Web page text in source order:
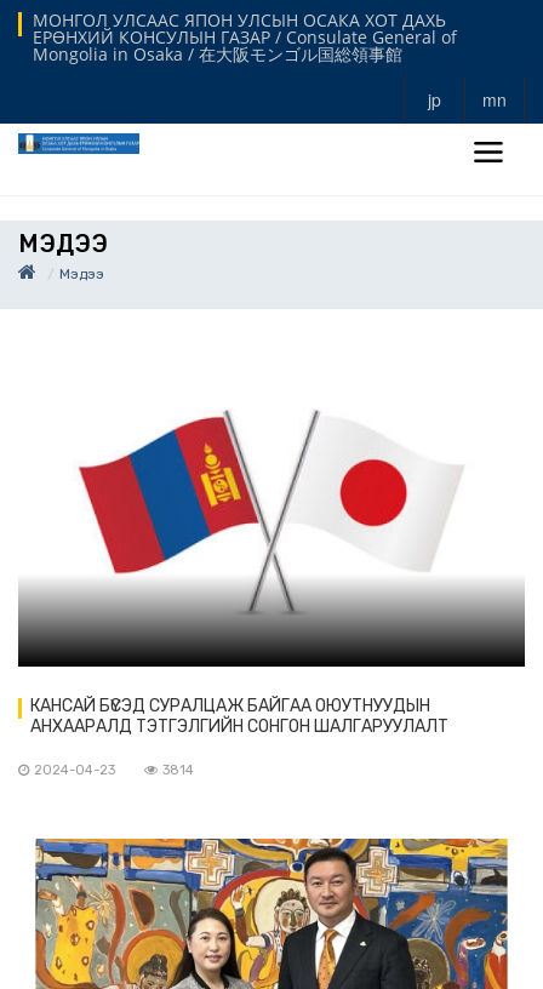
МОНГОЛ УЛСААС ЯПОН УЛСЫН ОСАКА ХОТ ДАХЬ
ЕРӨНХИЙ КОНСУЛЫН ГАЗАР / Consulate General of
Mongolia in Osaka / 在大阪モンゴル国総領事館
jp mn
МЭДЭЭ
Мэдээ
КАНСАЙ БҮСЭД СУРАЛЦАЖ БАЙГАА ОЮУТНУУДЫН
АНХААРАЛД ТЭТГЭЛГИЙН СОНГОН ШАЛГАРУУЛАЛТ
2024-04-23 3814